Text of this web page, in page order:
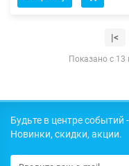
|<
Показано с 13
Будьте в центре
Новинки, скидки, акции.